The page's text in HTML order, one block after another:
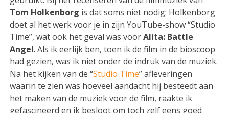
Tom Holkenborg is dat soms niet nodig: Holkenborg
doet al het werk voor je in zijn YouTube-show “Studio
Time”, wat ook het geval was voorAlita: Battle
Angel. Als ik eerlijk ben, toen ik de film in de bioscoop
had gezien, was ik niet onder de indruk van de muziek.
Na het kijken van de “Studio Time” afleveringen
waarin te zien was hoeveel aandacht hij besteedt aan
het maken van de muziek voor de film, raakte ik
gefascineerd en ik besloot om toch zelf eens goed